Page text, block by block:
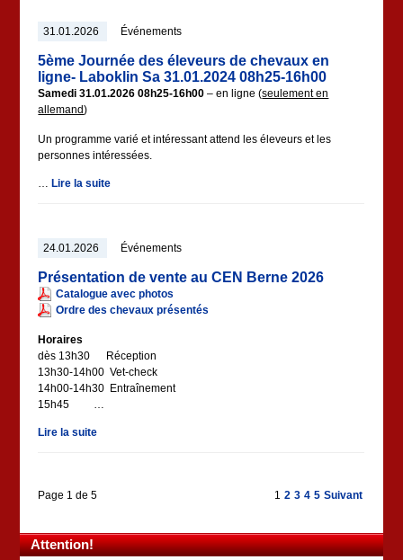
31.01.2026 Événements
5ème Journée des éleveurs de chevaux en
ligne- Laboklin Sa 31.01.2024 08h25-16h00
Samedi 31.01.2026 08h25-16h00– en ligne (seulement en
allemand)
Un programme varié et intéressant attend les éleveurs et les
personnes intéressées.
… Lire la suite
24.01.2026 Événements
Présentation de vente au CEN Berne 2026
Catalogue avec photos
Ordre des chevaux présentés
Horaires
dès 13h30 Réception
13h30-14h00 Vet-check
14h00-14h30 Entraînement
15h45 …
Lire la suite
Page 1 de 5 1 2 3 4 5 Suivant
Attention!